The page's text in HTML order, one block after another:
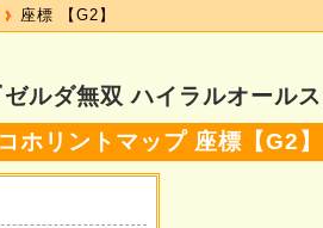
ゼルダ無双 ハイラルオール
ホリントマップ 座標【G2】
座標 【G2】